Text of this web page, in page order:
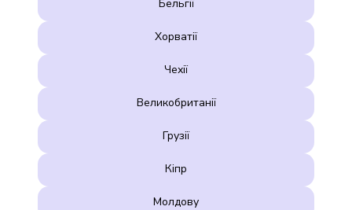
Бельгії
Хорватії
Чехії
Великобританії
Грузії
Кіпр
Молдову